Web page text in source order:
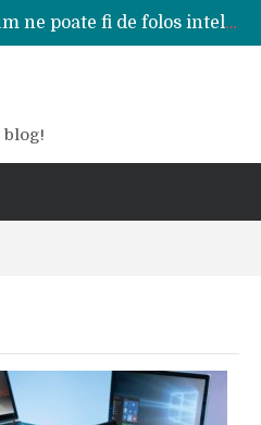
Ce este si cum ne poate fi de folos inteligenta artificiala?
Tipuri de polizoare de care este nevoie intr-un atelier
Cele mai bune smartphone-uri lansate in anul 2024
blog!